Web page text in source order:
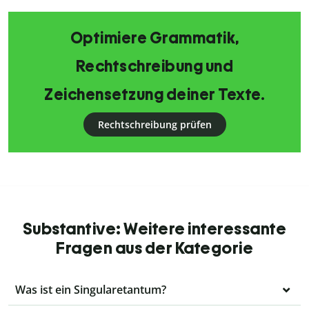
Optimiere Grammatik,
Rechtschreibung und
Zeichensetzung deiner Texte.
Rechtschreibung prüfen
Substantive: Weitere interessante
Fragen aus der Kategorie
Was ist ein Singularetantum?